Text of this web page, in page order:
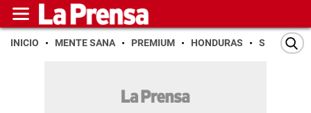
INICIO MENTE SANA PREMIUM HONDURAS SAN PEDRO